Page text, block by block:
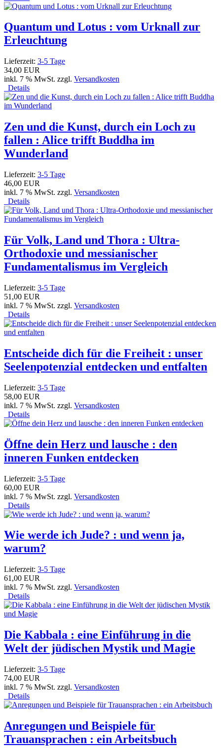
Quantum und Lotus : vom Urknall zur
Erleuchtung
Lieferzeit: 3-5 Tage
34,00 EUR
inkl. 7 % MwSt. zzgl. Versandkosten
Details
Zen und die Kunst, durch ein Loch zu
fallen : Alice trifft Buddha im
Wunderland
Lieferzeit: 3-5 Tage
46,00 EUR
inkl. 7 % MwSt. zzgl. Versandkosten
Details
Für Volk, Land und Thora : Ultra-
Orthodoxie und messianischer
Fundamentalismus im Vergleich
Lieferzeit: 3-5 Tage
51,00 EUR
inkl. 7 % MwSt. zzgl. Versandkosten
Details
Entscheide dich für die Freiheit : unser
Seelenpotenzial entdecken und entfalten
Lieferzeit: 3-5 Tage
58,00 EUR
inkl. 7 % MwSt. zzgl. Versandkosten
Details
Öffne dein Herz und lausche : den
inneren Funken entdecken
Lieferzeit: 3-5 Tage
60,00 EUR
inkl. 7 % MwSt. zzgl. Versandkosten
Details
Wie werde ich Jude? : und wenn ja,
warum?
Lieferzeit: 3-5 Tage
61,00 EUR
inkl. 7 % MwSt. zzgl. Versandkosten
Details
Die Kabbala : eine Einführung in die
Welt der jüdischen Mystik und Magie
Lieferzeit: 3-5 Tage
74,00 EUR
inkl. 7 % MwSt. zzgl. Versandkosten
Details
Anregungen und Beispiele für
Trauansprachen : ein Arbeitsbuch